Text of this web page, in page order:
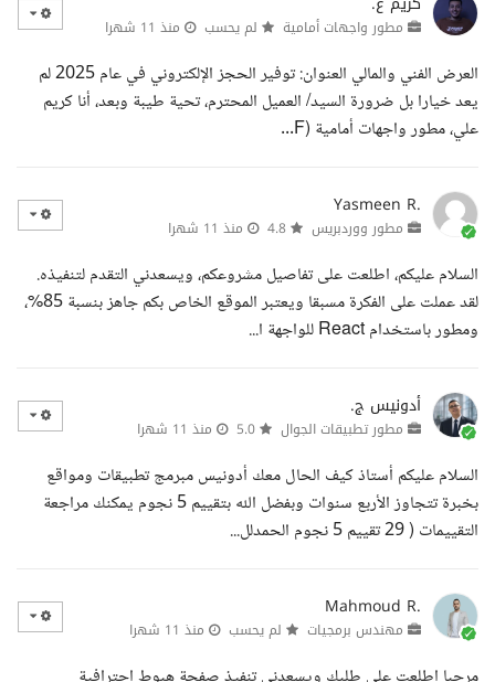
مطور واجهات أمامية لم يحسب منذ 11 شهرا
العرض الفني والمالي العنوان: توفير الحجز الإلكتروني في عام 2025 لم
يعد خيارا بل ضرورة السيد/ العميل المحترم، تحية طيبة وبعد، أنا كريم
علي، مطور واجهات أمامية (F...
Yasmeen R.
مطور ووردبريس منذ 11 شهرا
السلام عليكم، اطلعت على تفاصيل مشروعكم، ويسعدني التقدم لتنفيذه.
لقد عملت على الفكرة مسبقا ويعتبر الموقع الخاص بكم جاهز بنسبة 85%،
ومطور باستخدام React للواجهة ا...
أدونيس ج.
مطور تطبيقات الجوال منذ 11 شهرا
السلام عليكم أستاذ كيف الحال معك أدونيس مبرمج تطبيقات ومواقع
بخبرة تتجاوز الأربع سنوات وبفضل الله بتقييم 5 نجوم يمكنك مراجعة
التقييمات ( 29 تقييم 5 نجوم الحمدلل...
Mahmoud R.
مهندس برمجيات لم يحسب منذ 11 شهرا